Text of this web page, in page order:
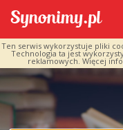
Ten serwis wykorzystuje pliki
Technologia ta jest
reklamowych. Więcej